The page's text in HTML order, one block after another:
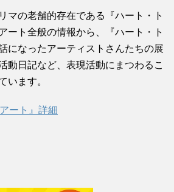
マの老舗的存在である『ハート・ト
ート全般の情報から、『ハート・ト
になったアーティストさんたちの展
動日記など、表現活動にまつわるこ
います。
ート』詳細